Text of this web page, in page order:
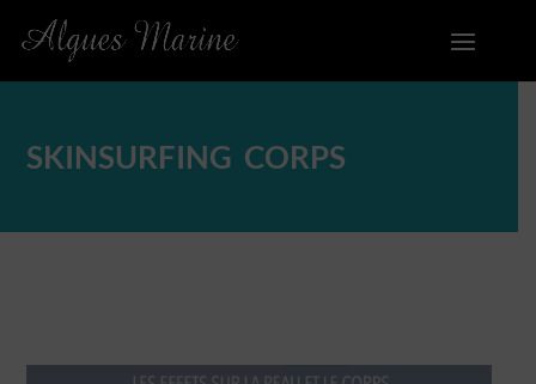
SKINSURFING CORPS